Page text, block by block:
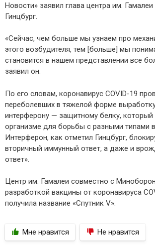
Новости» заявил глава центра им.
Гинцбург.
«Сейчас, чем больше мы узнаем про
этого возбудителя, тем [больше] мы
становится в нашем представлении все
заявил он.
По его словам, коронавирус COVID-19
переболевших в тяжелой форме
интерферону — защитному белку, который
организме для борьбы с разными типами
Интерферон, как отметил Гинцбург,
вторичный иммунный ответ, а даже и
ответ».
Центр им. Гамалеи совместно с
разработкой вакцины от коронавируса
получила название «Спутник V».
Мне нравится Не нравится